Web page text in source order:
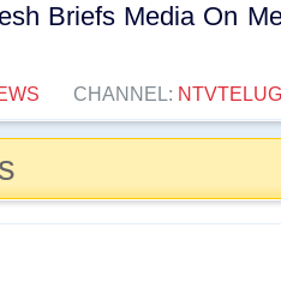
Briefs Media On
CHANNEL: